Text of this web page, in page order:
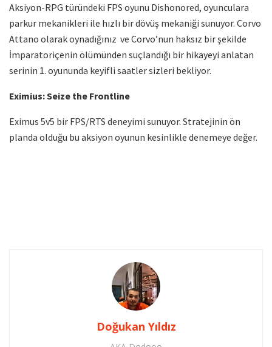
Aksiyon-RPG türündeki FPS oyunu Dishonored, oyunculara
parkur mekanikleri ile hızlı bir dövüş mekaniği sunuyor. Corvo
Attano olarak oynadığınız ve Corvo’nun haksız bir şekilde
İmparatoriçenin ölümünden suçlandığı bir hikayeyi anlatan
serinin 1. oyununda keyifli saatler sizleri bekliyor.
Eximius: Seize the Frontline
Eximus 5v5 bir FPS/RTS deneyimi sunuyor. Stratejinin ön
planda olduğu bu aksiyon oyunun kesinlikle denemeye değer.
Doğukan Yıldız